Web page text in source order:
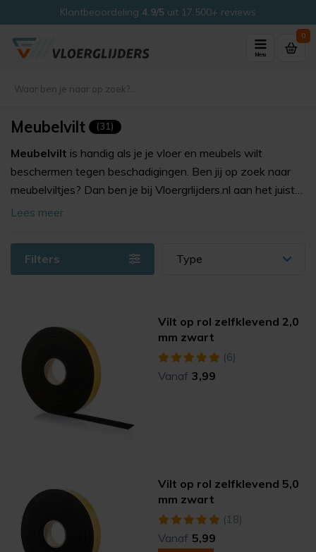
Veilig kopen met onsThuiswinkel Waarborg
Menu
0
Meubelvilt (31)
Meubelvilt is handig als je je vloer en meubels wilt
beschermen tegen beschadigingen. Ben jij op zoek naar
meubelviltjes? Dan ben je bij Vloergrlijders.nl aan het juiste
adres. Bij ons vind je verschillende soorten professioneel
Lees meer
Filters Type
Vilt op rol zelfklevend 2,0
mm zwart
(6)
Vanaf 3,99
Vilt op rol zelfklevend 5,0
mm zwart
(18)
Vanaf 5,99